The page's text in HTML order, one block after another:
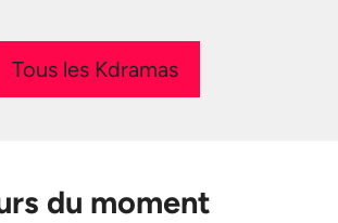
Tous les Kdramas
du moment